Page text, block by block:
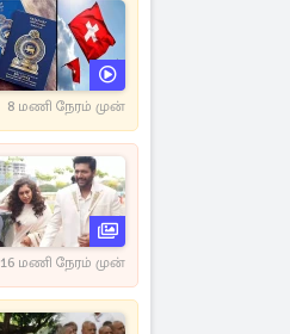
8 மணி நேரம் முன்
16 மணி நேரம் முன்